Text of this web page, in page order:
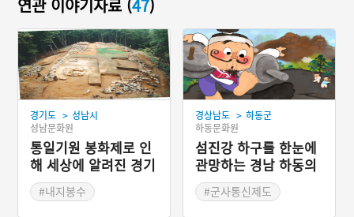
연관 이야기자료 (47)
경기도 > 성남시
성남문화원
통일기원 봉화제로 인
해 세상에 알려진 경기
성남의 천림산 봉수대
#내지봉수
경상남도 > 하동군
하동문화원
섬진강 하구를 한눈에
관망하는 경남 하동의
두우산 봉수대
#군사통신제도